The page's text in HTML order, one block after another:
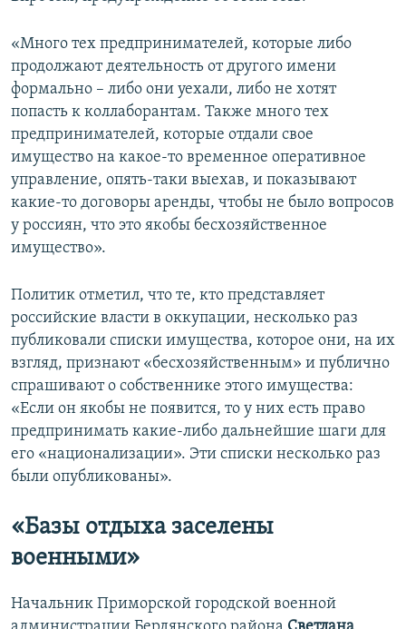
«Много тех предпринимателей, которые либо
продолжают деятельность от другого имени
формально – либо они уехали, либо не хотят
попасть к коллаборантам. Также много тех
предпринимателей, которые отдали свое
имущество на какое-то временное оперативное
управление, опять-таки выехав, и показывают
какие-то договоры аренды, чтобы не было вопросов
у россиян, что это якобы бесхозяйственное
имущество».
Политик отметил, что те, кто представляет
российские власти в оккупации, несколько раз
публиковали списки имущества, которое они, на их
взгляд, признают «бесхозяйственным» и публично
спрашивают о собственнике этого имущества:
«Если он якобы не появится, то у них есть право
предпринимать какие-либо дальнейшие шаги для
его «национализации». Эти списки несколько раз
были опубликованы».
«Базы отдыха заселены
военными»
Начальник Приморской городской военной